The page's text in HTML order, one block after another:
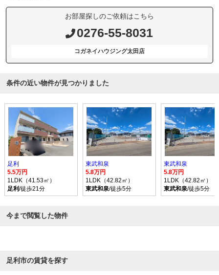
お部屋探しのご依頼はこちら
0276-55-8031
コガネイハウジング太田店
条件の近い物件が見つかりました
足利
5.5万円
1LDK（41.53㎡）
足利/徒歩21分
東武和泉
5.8万円
1LDK（42.82㎡）
東武和泉/徒歩5分
東武和泉
5.8万円
1LDK（42.82㎡）
東武和泉/徒歩5分
今まで閲覧した物件
足利市の賃貸を探す